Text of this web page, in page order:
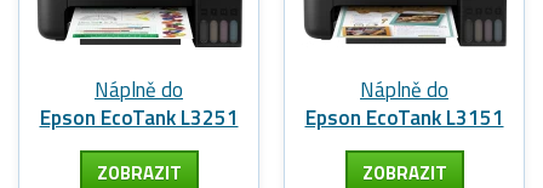
Náplně do
Epson EcoTank L3251
ZOBRAZIT
Náplně do
Epson EcoTank L3151
ZOBRAZIT